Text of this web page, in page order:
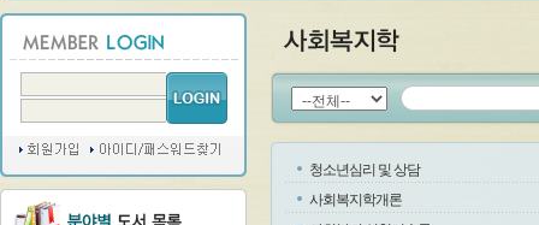
청소년심리 및 상담
사회복지학개론